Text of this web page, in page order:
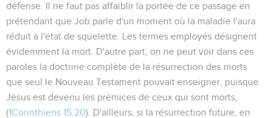
défense. Il ne faut pas affaiblir la portée de ce passage en
prétendant que Job parle d'un moment où la maladie l'aura
réduit à l'état de squelette. Les termes employés désignent
évidemment la mort. D'autre part, on ne peut voir dans ces
paroles la doctrine complète de la résurrection des morts
que seul le Nouveau Testament pouvait enseigner, puisque
Jésus est devenu les prémices de ceux qui sont morts,
(1Corinthiens 15.20). D'ailleurs, si la résurrection future, en